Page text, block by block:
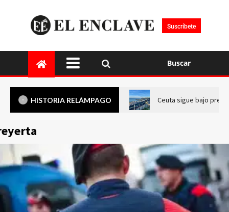
Suscríbete
Buscar
HISTORIA RELÁMPAGO Ceuta sigue bajo